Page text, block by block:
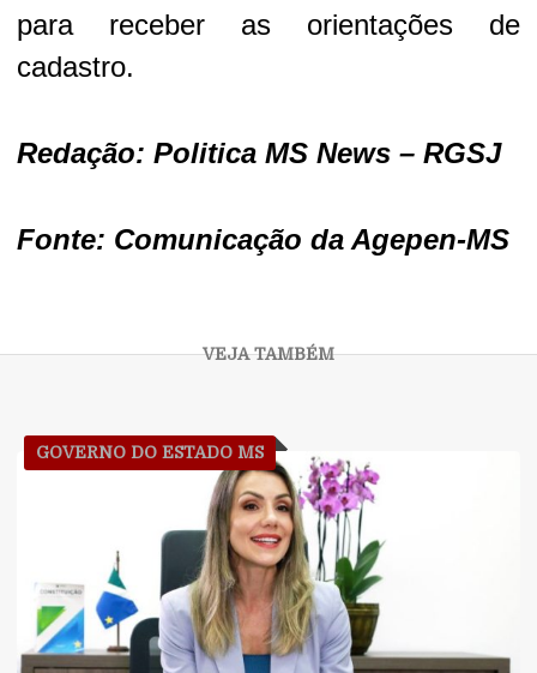
para receber as orientações de
cadastro.
Redação: Politica MS News – RGSJ
Fonte: Comunicação da Agepen-MS
GOVERNO DO ESTADO MS